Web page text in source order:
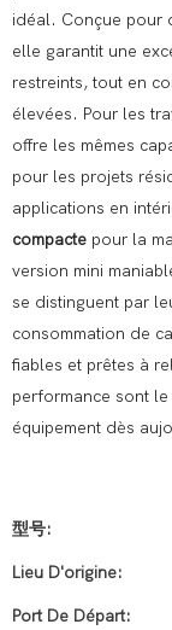
idéal. Conçue pour
elle garantit une
restreints, tout en
élevées. Pour les
offre les mêmes
pour les projets
applications en
compacte pour la
version mini
se distinguent par
consommation de
fiables et prêtes à
performance sont
équipement dès
型号:
Lieu D'origine:
Port De Départ: